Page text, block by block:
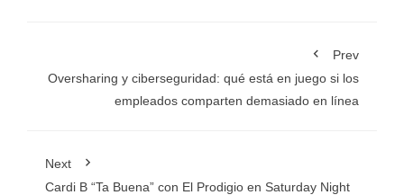
Prev
Oversharing y ciberseguridad: qué está en juego si los
empleados comparten demasiado en línea
Next
Cardi B “Ta Buena” con El Prodigio en Saturday Night